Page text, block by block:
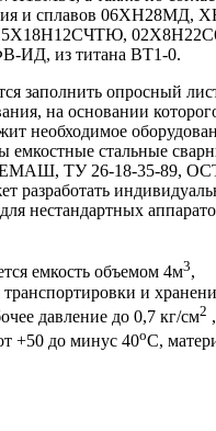
и сплавов 06ХН28МД,
из титана ВТ1-0.
заполнить опросный
на основании
необходимое
емкостные стальные
ТУ 26-18-35-89, ОСТ
разработать
нестандартных
емкость объемом 4м3,
транспортировки и
давление до 0,7 кг/см2
+50 до минус 40oС,